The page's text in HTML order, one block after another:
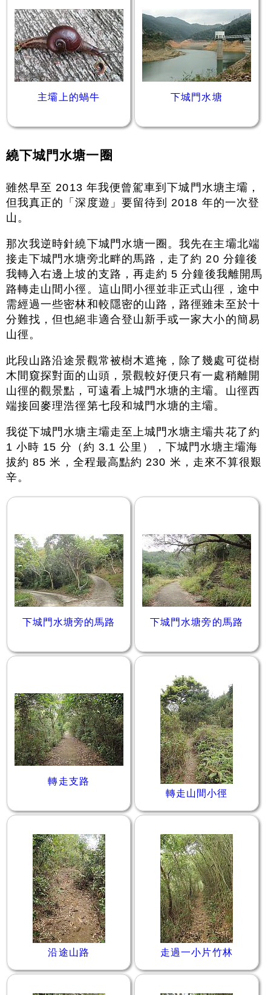
主壩上的蝸牛 下城門水塘
繞下城門水塘一圈
雖然早至 2013 年我便曾駕車到下城門水塘主壩，
但我真正的「深度遊」要留待到 2018 年的一次登
山。
那次我逆時針繞下城門水塘一圈。我先在主壩北端
接走下城門水塘旁北畔的馬路，走了約 20 分鐘後
我轉入右邊上坡的支路，再走約 5 分鐘後我離開馬
路轉走山間小徑。這山間小徑並非正式山徑，途中
需經過一些密林和較隱密的山路，路徑雖未至於十
分難找，但也絕非適合登山新手或一家大小的簡易
山徑。
此段山路沿途景觀常被樹木遮掩，除了幾處可從樹
木間窺探對面的山頭，景觀較好便只有一處稍離開
山徑的觀景點，可遠看上城門水塘的主壩。山徑西
端接回麥理浩徑第七段和城門水塘的主壩。
我從下城門水塘主壩走至上城門水塘主壩共花了約
1 小時 15 分（約 3.1 公里），下城門水塘主壩海
拔約 85 米，全程最高點約 230 米，走來不算很艱
辛。
下城門水塘旁的馬路 下城門水塘旁的馬路
轉走支路
轉走山間小徑
沿途山路 走過一小片竹林